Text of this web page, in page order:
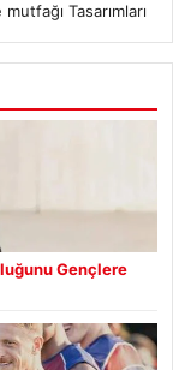
Tasarımları
Gençlere